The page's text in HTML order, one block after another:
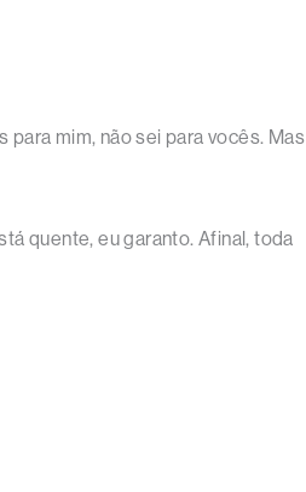
mim, não sei para vocês. Mas
quente, eu garanto. Afinal, toda